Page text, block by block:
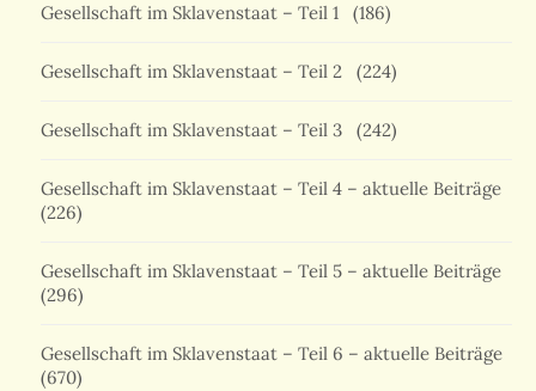
Gesellschaft im Sklavenstaat – Teil 1 (186)
Gesellschaft im Sklavenstaat – Teil 2 (224)
Gesellschaft im Sklavenstaat – Teil 3 (242)
Gesellschaft im Sklavenstaat – Teil 4 – aktuelle Beiträge
(226)
Gesellschaft im Sklavenstaat – Teil 5 – aktuelle Beiträge
(296)
Gesellschaft im Sklavenstaat – Teil 6 – aktuelle Beiträge
(670)